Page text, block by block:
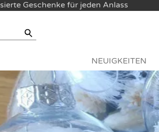
Geschenke für jeden Anlass
NEUIGKEITEN